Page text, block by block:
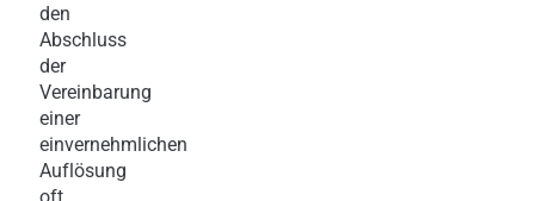
den
Abschluss
der
Vereinbarung
einer
einvernehmlichen
Auflösung